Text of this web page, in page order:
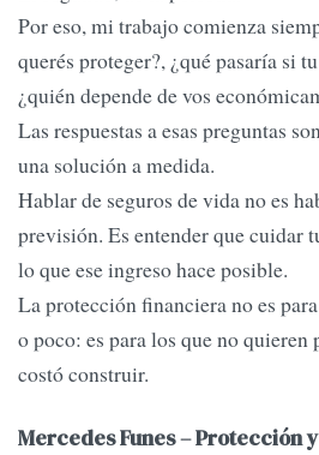
Por eso, mi trabajo comienza
querés proteger?, ¿qué pasaría si
¿quién depende de vos
Las respuestas a esas preguntas
una solución a medida.
Hablar de seguros de vida no es
previsión. Es entender que cuidar
lo que ese ingreso hace posible.
La protección financiera no es
o poco: es para los que no quieren
costó construir.
Mercedes Funes – Protección